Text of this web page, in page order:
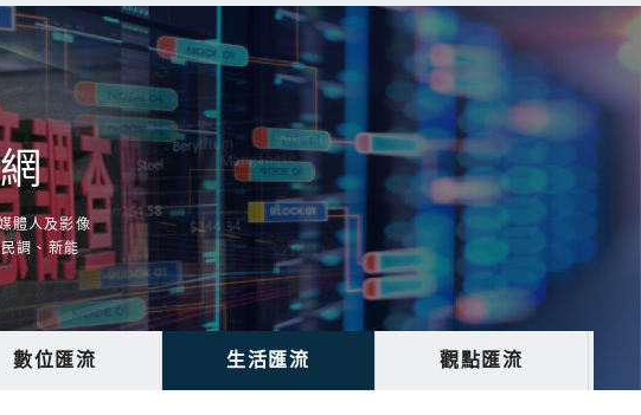
體人及影像
調、新能
數位匯流 生活匯流 觀點匯流